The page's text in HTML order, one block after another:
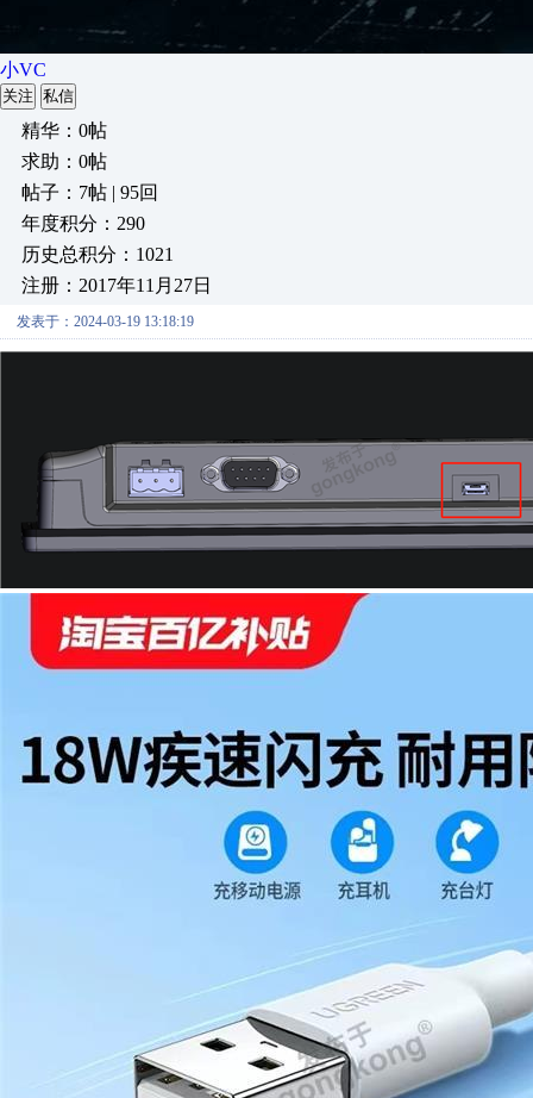
小VC
关注 私信
精华：0帖
求助：0帖
帖子：7帖 | 95回
年度积分：290
历史总积分：1021
注册：2017年11月27日
发表于：2024-03-19 13:18:19